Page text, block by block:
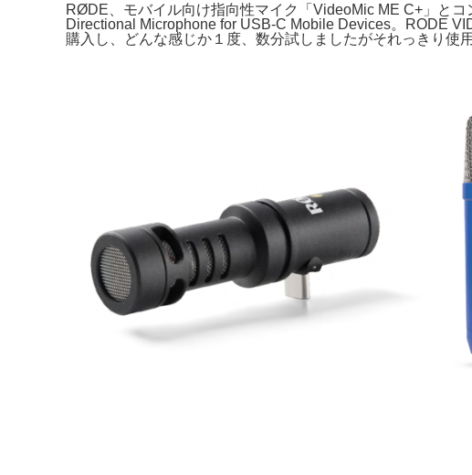
RØDE、モバイル向け指向性マイク「VideoMic ME C+」と
Directional Microphone for USB-C Mobile Devices。RODE
購入し、どんな感じか１度、数分試しましたがそれっきり使